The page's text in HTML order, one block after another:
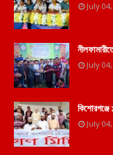
July
July
July